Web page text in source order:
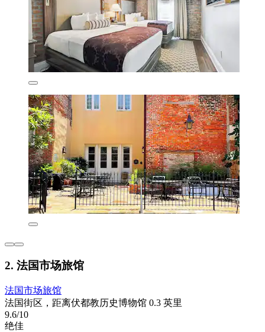
2. 法国市场旅馆
法国市场旅馆
法国街区，距离伏都教历史博物馆 0.3 英里
9.6/10
绝佳